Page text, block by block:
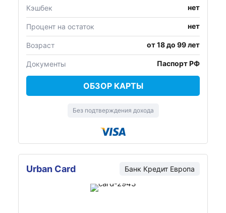
Кэшбек нет
Процент на остаток нет
Возраст от 18 до 99 лет
Документы Паспорт РФ
ОБЗОР КАРТЫ
Без подтверждения дохода
Urban Card Банк Кредит Европа